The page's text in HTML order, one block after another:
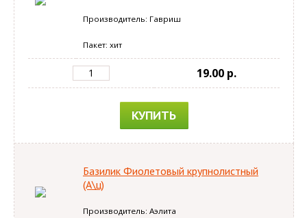
Производитель: Гавриш
Пакет: хит
19.00 p.
КУПИТЬ
Базилик Фиолетовый крупнолистный
(А\ц)
Производитель: Аэлита